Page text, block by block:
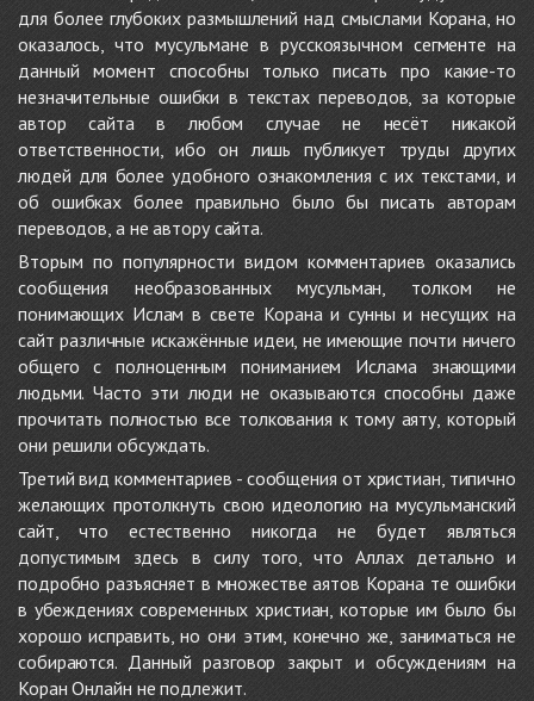
для более глубоких размышлений над смыслами Корана, но
оказалось, что мусульмане в русскоязычном сегменте на
данный момент способны только писать про какие-то
незначительные ошибки в текстах переводов, за которые
автор сайта в любом случае не несёт никакой
ответственности, ибо он лишь публикует труды других
людей для более удобного ознакомления с их текстами, и
об ошибках более правильно было бы писать авторам
переводов, а не автору сайта.
Вторым по популярности видом комментариев оказались
сообщения необразованных мусульман, толком не
понимающих Ислам в свете Корана и сунны и несущих на
сайт различные искажённые идеи, не имеющие почти ничего
общего с полноценным пониманием Ислама знающими
людьми. Часто эти люди не оказываются способны даже
прочитать полностью все толкования к тому аяту, который
они решили обсуждать.
Третий вид комментариев - сообщения от христиан, типично
желающих протолкнуть свою идеологию на мусульманский
сайт, что естественно никогда не будет являться
допустимым здесь в силу того, что Аллах детально и
подробно разъясняет в множестве аятов Корана те ошибки
в убеждениях современных христиан, которые им было бы
хорошо исправить, но они этим, конечно же, заниматься не
собираются. Данный разговор закрыт и обсуждениям на
Коран Онлайн не подлежит.